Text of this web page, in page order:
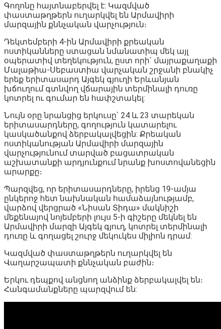
Գողոնը հայտնաբերվել է: Կազմված
փաստաթղթերն ուղարկվել են Արմավիրի
մարզային քննչական վարչություն։
Դեկտեմբերի 4-ին Արմավիրի քրեական
ոստիկանները ստացան նմանատիպ մեկ այլ
օպերատիվ տեղեկություն, ըստ որի` մայրաքաղաքի
Մալաթիա-Սեբաստիա վարչական շրջանի բնակիչ
երեք երիտասարդ Այգեկ գյուղի Երևանյան
խճուղում գտնվող վճարային տերմինալի դուռը
կոտրել ու գումար են հափշտակել:
Նույն օրը նրանցից երկուսը` 24 և 23 տարեկան
երիտասարդները, գողություն կատարելու
կասկածանքով ձերբակալվեցին: Քրեական
ոստիկանության Արմավիրի մարզային
վարչությունում տարված բացատրական
աշխատանքի արդյունքում նրանք խոստովանեցին
արարքը։
Պարզվեց, որ երիտասարդները, իրենց 19-ամյա
ընկերոջ հետ նախնական համաձայնությամբ,
վարձով վերցրած «Նիսան Տիդա» մակնիշի
մեքենայով նոյեմբերի լույս 5-ի գիշերը մեկնել են
Արմավիրի մարզի Այգեկ գյուղ, կոտրել տերմինալի
դուռը և գողացել շուրջ մեկուկես միլիոն դրամ:
Կազմված փաստաթղթերն ուղարկվել են
Վաղարշապատի քննչական բաժին։
Երկու դեպքով անցնող անձինք ձերբակալվել են։
Հանգամանքները պարզվում են: